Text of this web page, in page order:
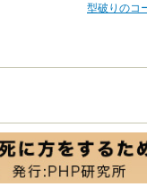
型破りのコ